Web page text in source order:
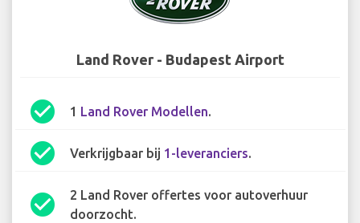
Land Rover - Budapest Airport
check_circle 1 Land Rover Modellen.
check_circle Verkrijgbaar bij 1-leveranciers.
check_circle
2 Land Rover offertes voor autoverhuur
doorzocht.